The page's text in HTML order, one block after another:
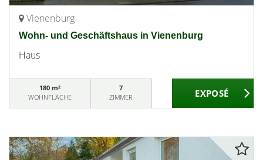
Vienenburg
Wohn- und Geschäftshaus in Vienenburg
Haus
180 m²
WOHNFLÄCHE
7
ZIMMER